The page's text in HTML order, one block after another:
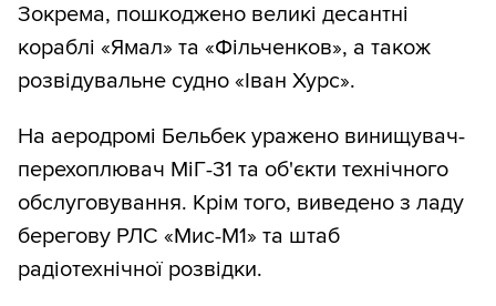
Зокрема, пошкоджено великі десантні
кораблі «Ямал» та «Фільченков», а також
розвідувальне судно «Іван Хурс».
На аеродромі Бельбек уражено винищувач-
перехоплювач МіГ-31 та об'єкти технічного
обслуговування. Крім того, виведено з ладу
берегову РЛС «Мис-М1» та штаб
радіотехнічної розвідки.